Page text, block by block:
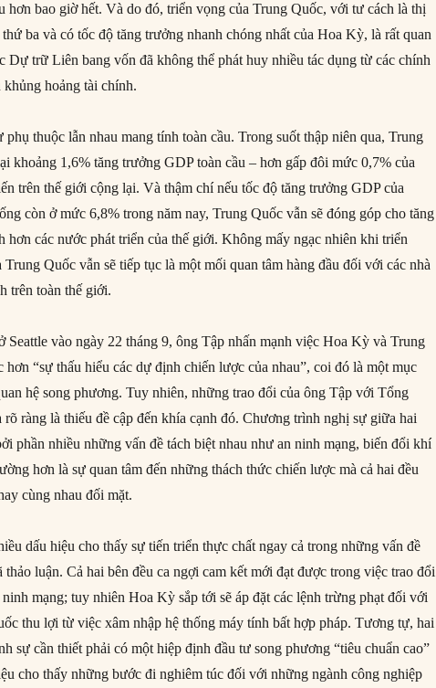
hơn bao giờ hết. Và do đó, triển vọng của Trung Quốc, với tư cách là thị
ba và có tốc độ tăng trưởng nhanh chóng nhất của Hoa Kỳ, là rất quan
Dự trữ Liên bang vốn đã không thể phát huy nhiều tác dụng từ các chính
khủng hoảng tài chính.
phụ thuộc lẫn nhau mang tính toàn cầu. Trong suốt thập niên qua, Trung
khoảng 1,6% tăng trưởng GDP toàn cầu – hơn gấp đôi mức 0,7% của
trên thế giới cộng lại. Và thậm chí nếu tốc độ tăng trưởng GDP của
còn ở mức 6,8% trong năm nay, Trung Quốc vẫn sẽ đóng góp cho tăng
hơn các nước phát triển của thế giới. Không mấy ngạc nhiên khi triển
Quốc vẫn sẽ tiếp tục là một mối quan tâm hàng đầu đối với các nhà
trên toàn thế giới.
Seattle vào ngày 22 tháng 9, ông Tập nhấn mạnh việc Hoa Kỳ và Trung
hơn “sự thấu hiểu các dự định chiến lược của nhau”, coi đó là một mục
hệ song phương. Tuy nhiên, những trao đổi của ông Tập với Tổng
rõ ràng là thiếu đề cập đến khía cạnh đó. Chương trình nghị sự giữa hai
phần nhiều những vấn đề tách biệt nhau như an ninh mạng, biến đổi khí
hơn là sự quan tâm đến những thách thức chiến lược mà cả hai đều
cùng nhau đối mặt.
dấu hiệu cho thấy sự tiến triển thực chất ngay cả trong những vấn đề
thảo luận. Cả hai bên đều ca ngợi cam kết mới đạt được trong việc trao đổi
ninh mạng; tuy nhiên Hoa Kỳ sắp tới sẽ áp đặt các lệnh trừng phạt đối với
thu lợi từ việc xâm nhập hệ thống máy tính bất hợp pháp. Tương tự, hai
sự cần thiết phải có một hiệp định đầu tư song phương “tiêu chuẩn cao”
cho thấy những bước đi nghiêm túc đối với những ngành công nghiệp